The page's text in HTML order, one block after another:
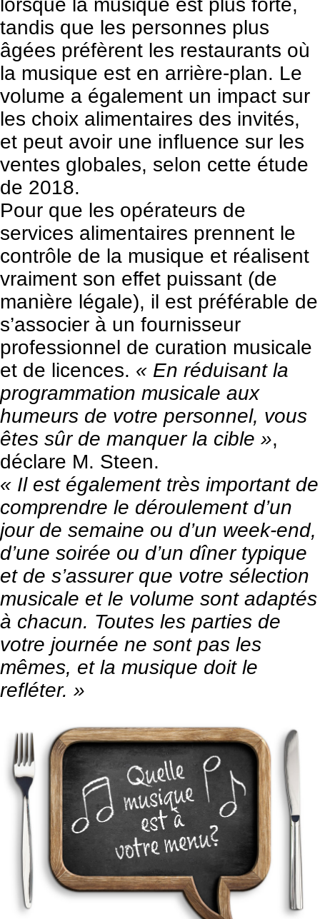
lorsque la musique est plus forte,
tandis que les personnes plus
âgées préfèrent les restaurants où
la musique est en arrière-plan. Le
volume a également un impact sur
les choix alimentaires des invités,
et peut avoir une influence sur les
ventes globales, selon cette étude
de 2018.
Pour que les opérateurs de
services alimentaires prennent le
contrôle de la musique et réalisent
vraiment son effet puissant (de
manière légale), il est préférable de
s’associer à un fournisseur
professionnel de curation musicale
et de licences. « En réduisant la
programmation musicale aux
humeurs de votre personnel, vous
êtes sûr de manquer la cible »,
déclare M. Steen.
« Il est également très important de
comprendre le déroulement d’un
jour de semaine ou d’un week-end,
d’une soirée ou d’un dîner typique
et de s’assurer que votre sélection
musicale et le volume sont adaptés
à chacun. Toutes les parties de
votre journée ne sont pas les
mêmes, et la musique doit le
refléter. »